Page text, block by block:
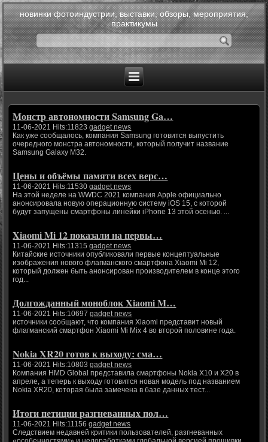
новинки фотоиндустрии, выставки, обзоры, мероприятия,
практикумы
Монстр автономности Samsung Ga…
11-06-2021 Hits:11823gadget news
Как уже сообщалось, компания Samsung готовится выпустить
очередного монстра автономности, который получит название
Samsung Galaxy M32.
Цены и объёмы памяти всех верс…
11-06-2021 Hits:11530gadget news
На этой неделе на WWDC 2021 компания Apple официально
анонсировала новую операционную систему iOS 15, с которой
будут запущены смартфоны линейки iPhone 13 этой осенью. ...
Xiaomi Mi 12 показали на первы…
11-06-2021 Hits:11315gadget news
Китайские источники опубликовали первые концептуальные
изображения нового флагманского смартфона Xiaomi Mi 12,
который должен быть анонсирован производителем в конце этого
год...
Долгожданный моноблок Xiaomi M…
11-06-2021 Hits:10697gadget news
источники сообщают, что компания Xiaomi представит новый
флагманский смартфон Xiaomi Mi Mix 4 во второй половине года.
Nokia XR20 готов к выходу: сма…
11-06-2021 Hits:10803gadget news
Компания HMD Global представила смартфоны Nokia X10 и X20 в
апреле, а теперь к выходу готовится новая модель под названием
Nokia XR20, которая была замечена в базе данных тест...
Итоги петиции разгневанных пол…
11-06-2021 Hits:11156gadget news
Следствием недавней критики пользователей, разгневанных